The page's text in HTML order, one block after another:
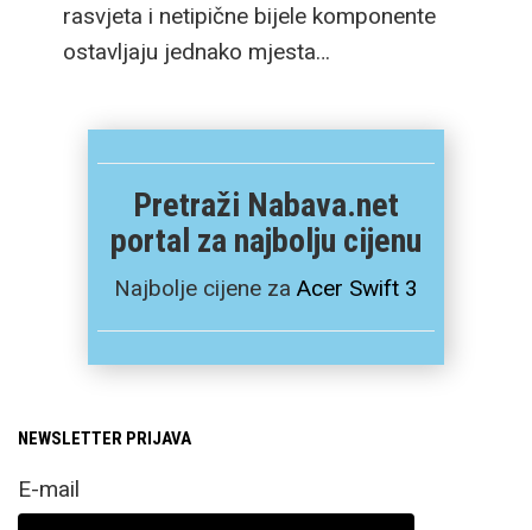
rasvjeta i netipične bijele komponente
ostavljaju jednako mjesta…
Pretraži Nabava.net
portal za najbolju cijenu
Najbolje cijene za Acer Swift 3
NEWSLETTER PRIJAVA
E-mail